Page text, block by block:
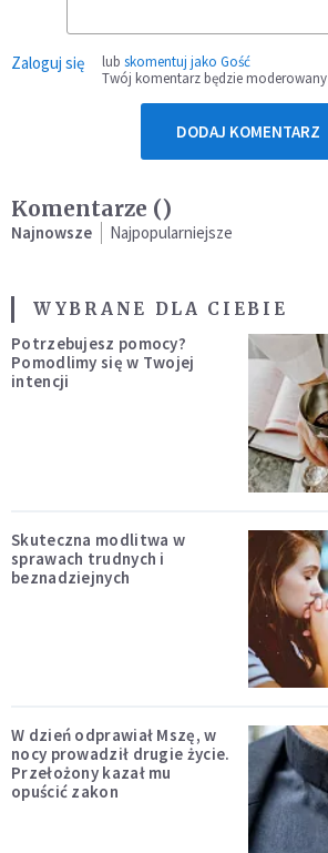
Zaloguj się lub skomentuj jako Gość
Twój komentarz będzie moderowany
DODAJ KOMENTARZ
Komentarze ()
Najnowsze Najpopularniejsze
WYBRANE DLA CIEBIE
Potrzebujesz pomocy?
Pomodlimy się w Twojej
intencji
Skuteczna modlitwa w
sprawach trudnych i
beznadziejnych
W dzień odprawiał Mszę, w
nocy prowadził drugie życie.
Przełożony kazał mu
opuścić zakon